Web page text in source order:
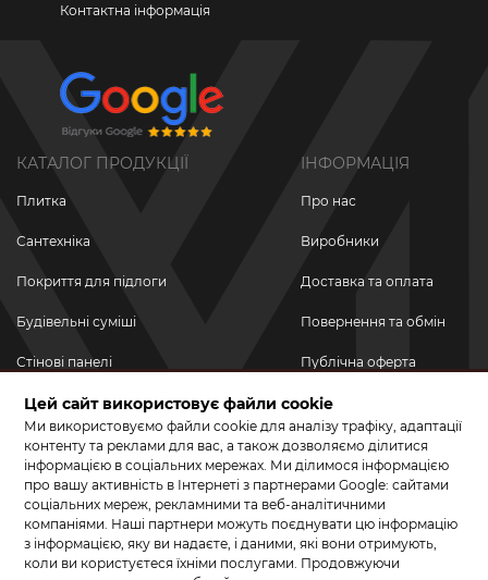
Контактна інформація
КАТАЛОГ ПРОДУКЦІЇ
Плитка
Сантехніка
Покриття для підлоги
Будівельні суміші
Стінові панелі
Новинки
Акційні товари
Акції/Знижки
ІНФОРМАЦІЯ
Про нас
Виробники
Доставка та оплата
Повернення та обмін
Публічна оферта
Політика
конфіденційності
ПРИЄДНУЙТЕСЬ ДО НАС У СОЦМЕРЕЖАХ
Цей сайт використовує файли cookie
Ми використовуємо файли cookie для аналізу трафіку, адаптації
контенту та реклами для вас, а також дозволяємо ділитися
інформацією в соціальних мережах. Ми ділимося інформацією
про вашу активність в Інтернеті з партнерами Google: сайтами
соціальних мереж, рекламними та веб-аналітичними
компаніями. Наші партнери можуть поєднувати цю інформацію
з інформацією, яку ви надаєте, і даними, які вони отримують,
коли ви користуєтеся їхніми послугами. Продовжуючи